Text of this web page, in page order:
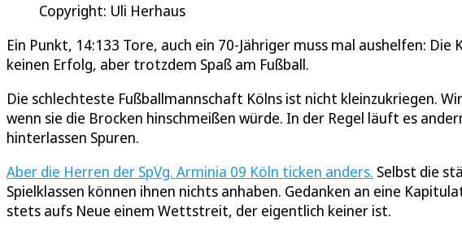
Copyright: Uli Herhaus
Ein Punkt, 14:133 Tore, auch ein 70-Jähriger muss mal aushelfen:
keinen Erfolg, aber trotzdem Spaß am Fußball.
Die schlechteste Fußballmannschaft Kölns ist nicht kleinzukriegen.
wenn sie die Brocken hinschmeißen würde. In der Regel läuft es
hinterlassen Spuren.
Aber die Herren der SpVg. Arminia 09 Köln ticken anders. Selbst die
Spielklassen können ihnen nichts anhaben. Gedanken an eine
stets aufs Neue einem Wettstreit, der eigentlich keiner ist.